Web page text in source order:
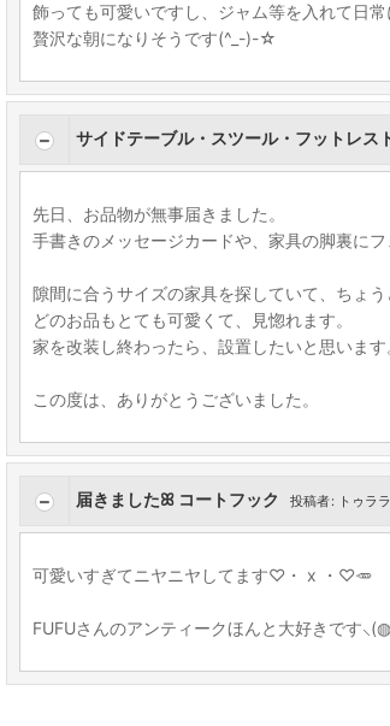
飾っても可愛いですし、ジャム等を入れて日常
贅沢な朝になりそうです(^_-)-☆
サイドテーブル・スツール・フットレス
先日、お品物が無事届きました。
手書きのメッセージカードや、家具の脚裏に
隙間に合うサイズの家具を探していて、ちょ
どのお品もとても可愛くて、見惚れます。
家を改装し終わったら、設置したいと思います
この度は、ありがとうございました。
届きましたꕤ︎︎ コートフック 投稿者: トゥララ
可愛いすぎてニヤニヤしてます♡・ x ・♡🥕
FUFUさんのアンティークほんと大好きです